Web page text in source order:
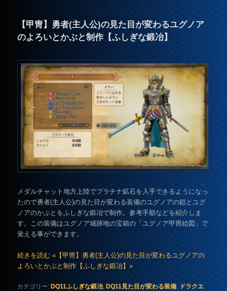
【甲冑】勇者(主人公)の見た目が変わるユグノア
のよろいとかぶと制作【ふしぎな鍛冶】
メダルチャット地方上陸でプラチナ鉱石を入手できるようになっ
たので勇者(主人公)の見た目が変わる装備のユグノアの鎧とユグ
ノアのかぶとをふしぎな鍛冶で制作。参考手順などを紹介しま
す。この装備はユグノア城跡地の宝箱の「ユグノア甲冑絵図」で
覚える事ができます。
続きを読む «【甲冑】勇者(主人公)の見た目が変わるユグノアの
よろいとかぶと制作【ふしぎな鍛冶】»
カテゴリー: DQ11ふしぎな鍛冶, DQ11見た目が変わる装備, ドラクエ